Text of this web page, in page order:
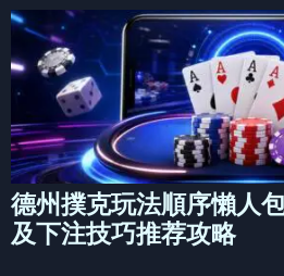
德州撲克玩法順序懶人
及下注技巧推荐攻略